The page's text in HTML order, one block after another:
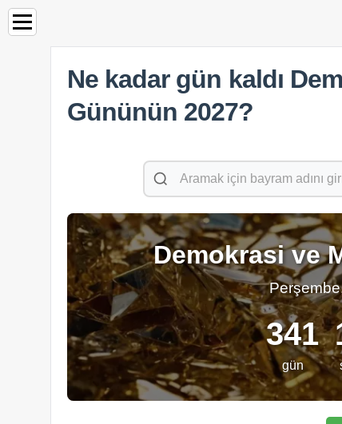
Ne kadar gün kaldı
Gününün 2027?
Demokrasi ve
341
gün